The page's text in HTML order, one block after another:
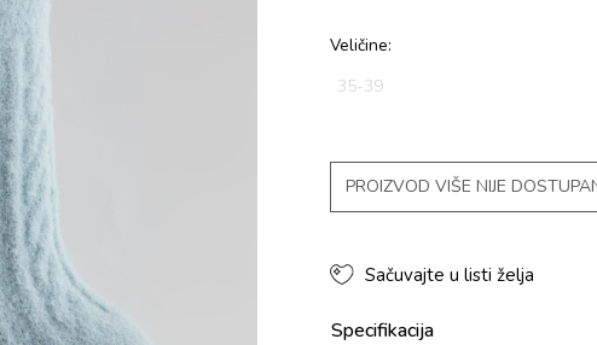
Veličine:
35-39
PROIZVOD VIŠE NIJE
Sačuvajte u listi želja
Specifikacija